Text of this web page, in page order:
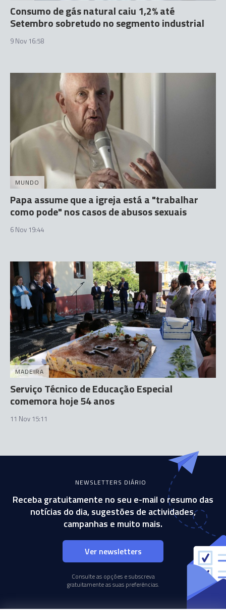
Consumo de gás natural caiu 1,2% até
Setembro sobretudo no segmento industrial
9 Nov 16:58
MUNDO
Papa assume que a igreja está a "trabalhar
como pode" nos casos de abusos sexuais
6 Nov 19:44
MADEIRA
Serviço Técnico de Educação Especial
comemora hoje 54 anos
11 Nov 15:11
NEWSLETTERS DIÁRIO
Receba gratuitamente no seu e-mail o resumo das
notícias do dia, sugestões de actividades,
campanhas e muito mais.
Ver newsletters
Consulte as opções e subscreva
gratuitamente as suas preferências.